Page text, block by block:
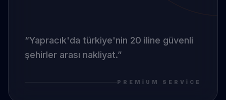
“Yapracık'da türkiye'nin 20 iline güvenli
şehirler arası nakliyat.”
PREMIUM SERVICE